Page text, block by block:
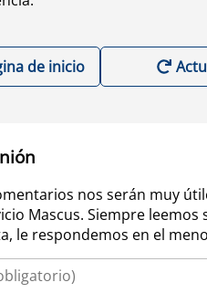
de inicio
nos serán muy
Mascus. Siempre leemos
le respondemos en el